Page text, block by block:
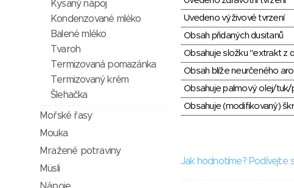
Uvedeno výživové tvrzení
Obsah přidaných dusitanů
Obsahuje složku "extrakt z
Obsah blíže neurčeného
Obsahuje palmový olej/
Obsahuje (modifikovaný)
Jak hodnotíme? Podívejte
Kysaný nápoj
Kondenzované mléko
Balené mléko
Tvaroh
Termizovaná pomazánka
Termizovaný krém
Šlehačka
Mořské řasy
Mouka
Mražené potraviny
Müsli